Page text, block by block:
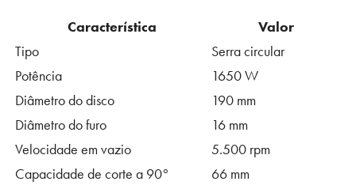
Característica
Valor
Tipo
Serra circular
Potência
1650 W
Diâmetro do disco
190 mm
Diâmetro do furo
16 mm
Velocidade em vazio
5.500 rpm
Capacidade de corte a 90°
66 mm